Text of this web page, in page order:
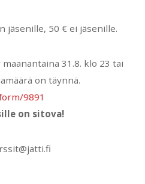
jäsenille, 50 € ei jäsenille.
31.8. klo 23 tai
on täynnä.
9891
on sitova!